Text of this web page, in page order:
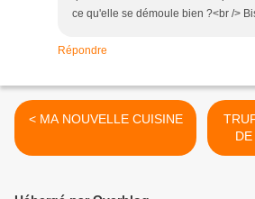
ce qu'elle se démoule bien ?<br />
Répondre
< MA NOUVELLE CUISINE